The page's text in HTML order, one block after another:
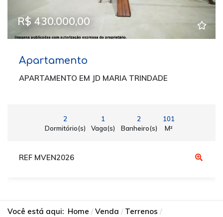
R$ 430.000,00
Apartamento
APARTAMENTO EM JD MARIA TRINDADE
2
Dormitório(s)
1
Vaga(s)
2
Banheiro(s)
101
M²
REF MVEN2026
Você está aqui: Home Venda
Terrenos